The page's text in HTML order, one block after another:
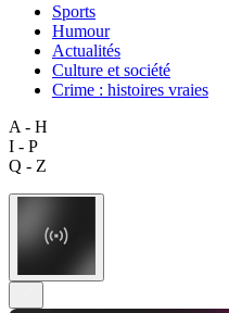
Sports
Humour
Actualités
Culture et société
Crime : histoires vraies
A - H
I - P
Q - Z